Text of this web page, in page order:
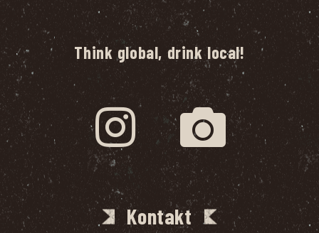
Think global, drink local!
Kontakt